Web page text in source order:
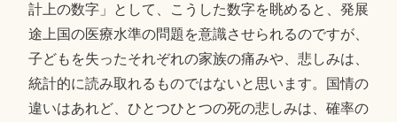
計上の数字」として、こうした数字を眺めると、発展
途上国の医療水準の問題を意識させられるのですが、
子どもを失ったそれぞれの家族の痛みや、悲しみは、
統計的に読み取れるものではないと思います。国情の
違いはあれど、ひとつひとつの死の悲しみは、確率の